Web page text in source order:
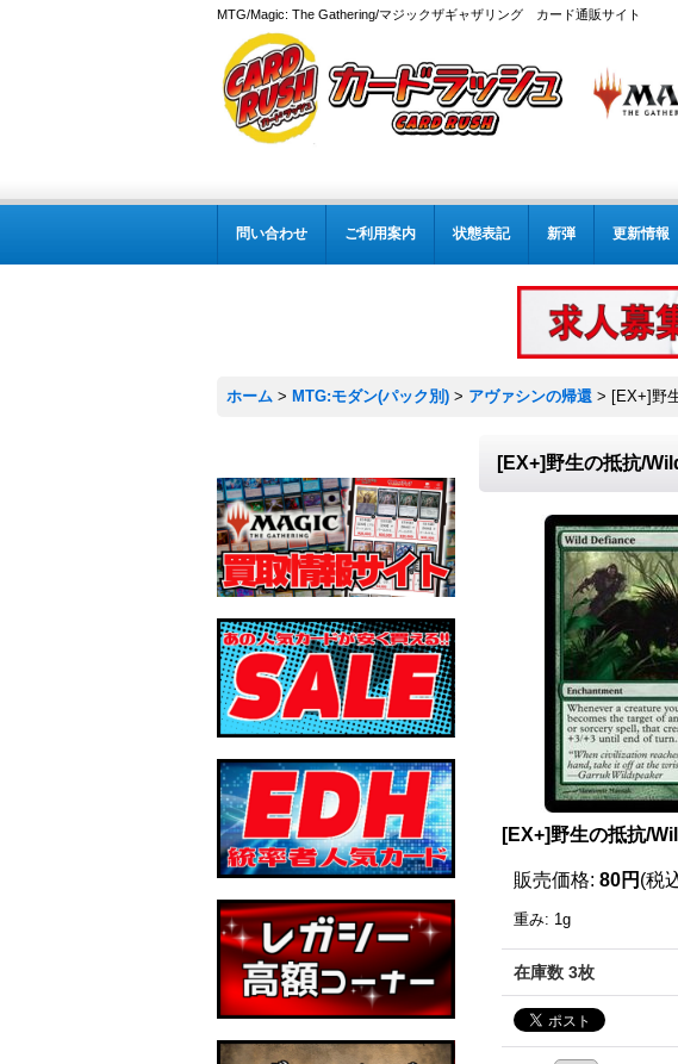
MTG/Magic: The Gathering/マジックザギャザリング カード通販サイト
問い合わせ ご利用案内 状態表記 新弾 更新情報
ホーム > MTG:モダン(パック別) > アヴァシンの帰還 > [EX+]野
[EX+]野生の抵抗/
[EX+]野生の抵抗/
販売価格: 80円 (税
重み: 1g
在庫数 3枚